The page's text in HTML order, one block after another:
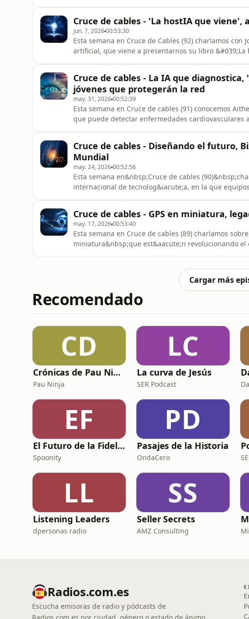
implicaciones con Juli&aacute;n Inza,
Cruce de cables - 'La hostIA que
jun. 7, 202600:53:30
Esta semana en Cruce de Cables (92) charlamos
artificial, que viene a presentarnos su libro
digitales, cada
Cruce de cables - La IA que
jóvenes que protegerán la red
may. 31, 202600:52:39
Esta semana en Cruce de cables (91) conocemos
que puede detectar enfermedades
r&aacute;pida, no invasiva y con
Cruce de cables - Diseñando el futuro,
Mundial
may. 24, 202600:52:56
Esta semana en&nbsp;Cruce de cables
internacional de tecnolog&iacute;a, en la que
CDS, an HPE company, promotora de la iniciat
Cruce de cables - GPS en miniatura,
may. 17, 202600:53:40
Esta semana en Cruce de cables (89) charlamos
miniatura&nbsp;que est&aacute;n revolucionando el
tiempo real y mejorar su protecci&oac
Cargar más
Recomendado
CD
Crónicas de Pau Ninja
Pau Ninja
LC
La curva de Jesús
SER Podcast
EF
El Futuro de la Fidelización
Spoonity
PD
Pasajes de la Historia
OndaCero
LL
Listening Leaders
dpersonas radio
SS
Seller Secrets
AMZ Consulting
Radios.com.es
Escucha emisoras de radio y pódcasts de